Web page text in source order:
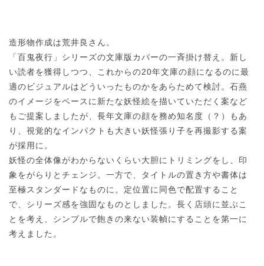
造形物作成は荒井良さん。
「百鬼夜行」シリーズの文庫版カバーの一斉掛け替え。新し
い読者を獲得しつつ、これからの20年文庫の顔になるのに最
適のビジュアルはどういったものかをあらためて検討。石燕
のイメージをベースに新たな妖怪絵を描いていただく案など
もご提案しましたが、長年文庫の顔を務め知名度（？）もあ
り、視覚的なインパクトも大きい妖怪張り子を再撮影する案
が採用に。
妖怪の全体像がわからないくらい大胆にトリミングをし、印
象をがらりとチェンジ。一方で、タイトルの置き方や書体は
至極スタンダードなものに。定位置に同色で配置すること
で、シリーズ感を強固なものとしました。長く店頭に並ぶこ
とを考え、シンプルで飽きの来ない装幀にすることを第一に
考えました。